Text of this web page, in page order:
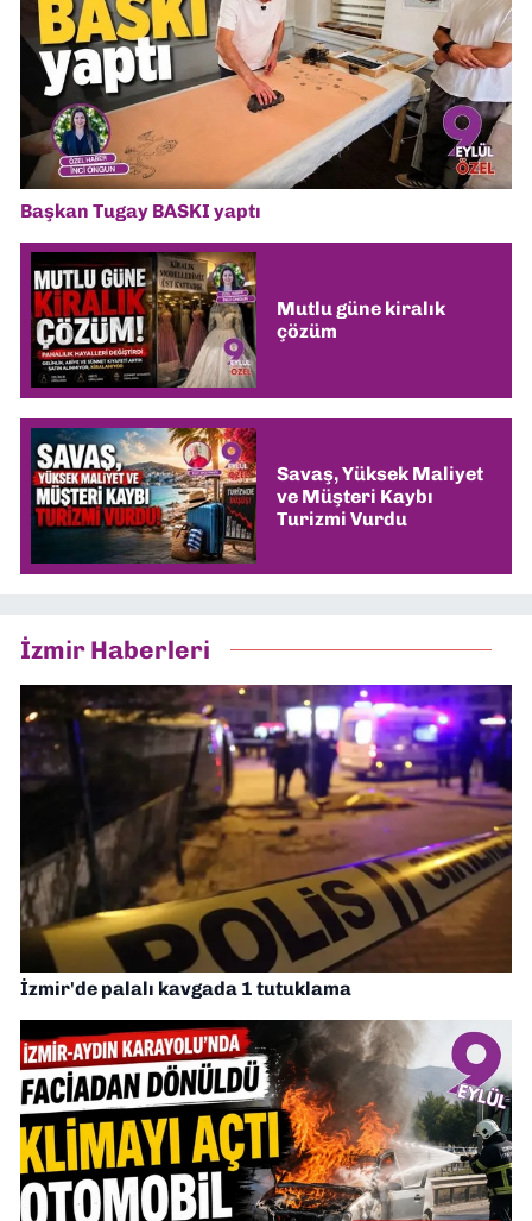
Başkan Tugay BASKI yaptı
Mutlu güne kiralık
çözüm
Savaş, Yüksek Maliyet
ve Müşteri Kaybı
Turizmi Vurdu
İzmir Haberleri
İzmir'de palalı kavgada 1 tutuklama